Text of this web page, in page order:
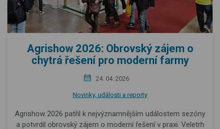
Agrishow 2026: Obrovský zájem o
chytrá řešení pro moderní farmy
24. 04. 2026
Novinky, události a reporty
Agrishow 2026 patřil k nejvýznamnějším událostem sezóny
a potvrdil obrovský zájem o moderní řešení v praxi. Veletrh